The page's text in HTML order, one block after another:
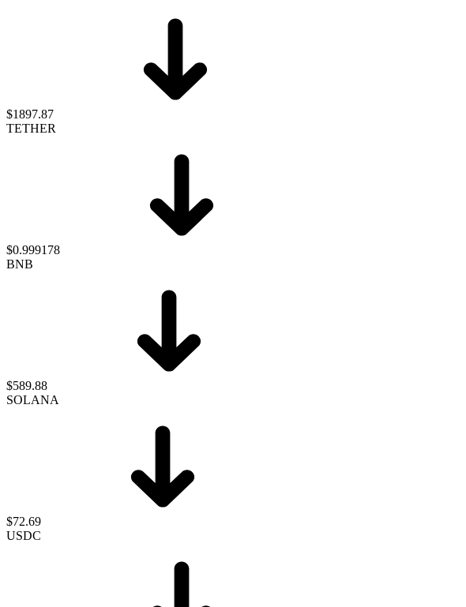
$1897.87
TETHER
$0.999178
BNB
$589.88
SOLANA
$72.69
USDC